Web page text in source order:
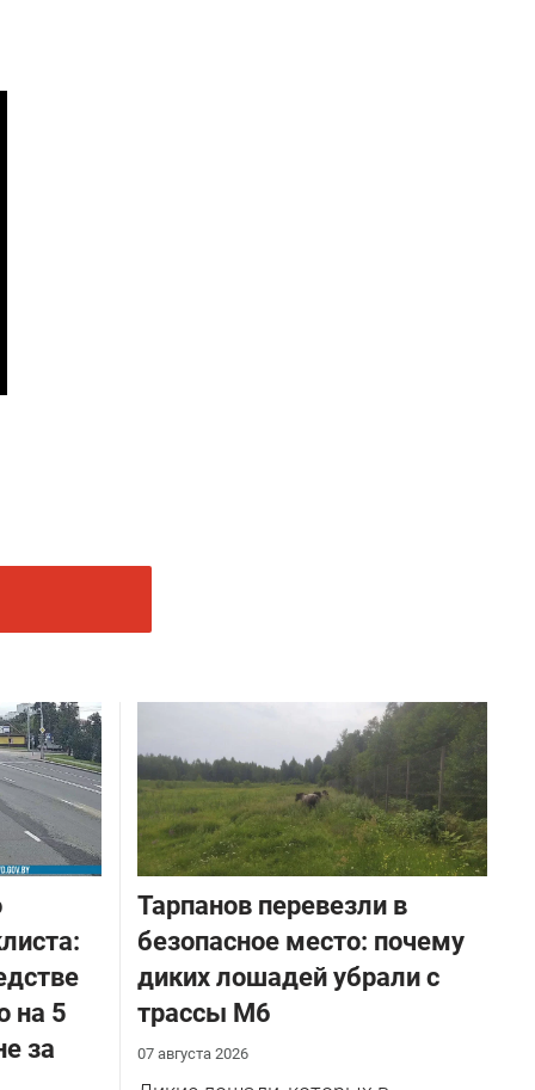
на 5
за
Тарпанов перевезли в
безопасное место: почему
диких лошадей убрали с
трассы М6
07 августа 2026